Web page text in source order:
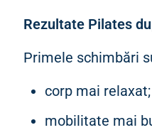
Rezultate Pilates
Primele schimbări
corp mai relaxat;
mobilitate mai